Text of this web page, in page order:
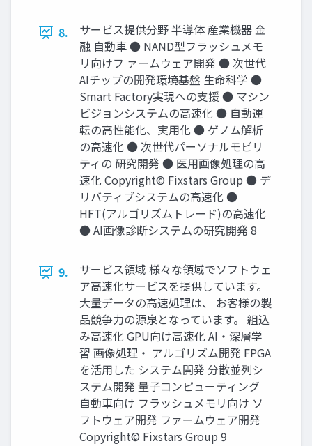
8.
サービス提供分野 半導体 産業機器 金
融 自動車 ● NAND型フラッシュメモ
リ向けフ ァームウェア開発 ● 次世代
AIチップの開発環境基盤 生命科学 ●
Smart Factory実現への支援 ● マシン
ビジョンシステムの高速化 ● 自動運
転の高性能化、実用化 ● ゲノム解析
の高速化 ● 次世代パーソナルモビリ
ティの 研究開発 ● 医用画像処理の高
速化 Copyright© Fixstars Group ● デ
リバティブシステムの高速化 ●
HFT(アルゴリズムトレード)の高速化
● AI画像診断システムの研究開発 8
9.
サービス領域 様々な領域でソフトウェ
ア高速化サービスを提供しています。
大量データの高速処理は、 お客様の製
品競争力の源泉となっています。 組込
み高速化 GPU向け高速化 AI・深層学
習 画像処理・ アルゴリズム開発 FPGA
を活用した システム開発 分散並列シ
ステム開発 量子コンピューティング
自動車向け フラッシュメモリ向け ソ
フトウェア開発 ファームウェア開発
Copyright© Fixstars Group 9